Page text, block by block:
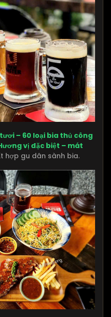
– 60 loại bia thủ công
vị đặc biệt – mát
hợp gu dân sành bia.